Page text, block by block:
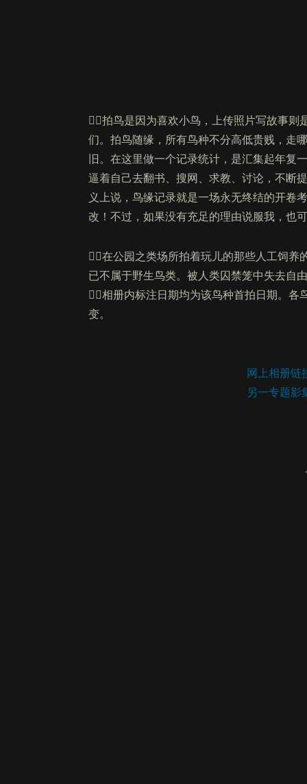
拍鸟是因为喜欢小鸟，上传照片写故事则
们。拍鸟随缘，所有鸟种不分高低贵贱，走
旧。在这里做一个记录统计，是汇集起年复
逼着自己去翻书、搜网、求教、讨论，不断
义上说，鸟缘记录就是一场永无终结的开卷
改！不过，如果没有充足的理由说服我，
在公园之类场所拍着玩儿的那些人工饲养
已不属于野生鸟类。被人类囚禁笼中失去自
相册内标注日期均为该鸟种首拍日期。各
变。
网上相册链
另一专题影